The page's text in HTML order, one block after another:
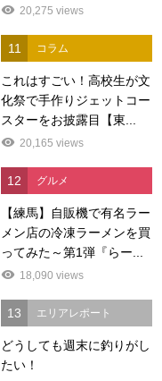
20,275 views
11 コラム
これはすごい！高校生が文
化祭で手作りジェットコー
スターをお披露目【東...
20,165 views
12 グルメ
【練馬】自販機で有名ラー
メン店の冷凍ラーメンを買
ってみた～第1弾『らー...
18,090 views
13 エリアレポート
どうしても週末に釣りがし
たい！